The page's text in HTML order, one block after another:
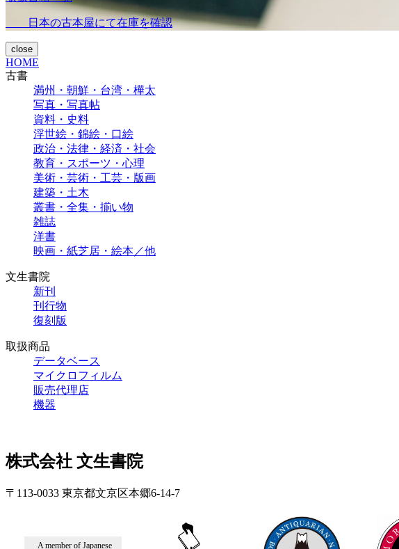
日本の古本屋にて在庫を確認
close
HOME
古書
満州・朝鮮・台湾・樺太
写真・写真帖
資料・史料
浮世絵・錦絵・口絵
政治・法律・経済・社会
教育・スポーツ・心理
美術・芸術・工芸・版画
建築・土木
叢書・全集・揃い物
雑誌
洋書
映画・紙芝居・絵本／他
文生書院
新刊
刊行物
復刻版
取扱商品
データベース
マイクロフィルム
販売代理店
機器
株式会社 文生書院
〒113-0033 東京都文京区本郷6-14-7
A member of Japanese